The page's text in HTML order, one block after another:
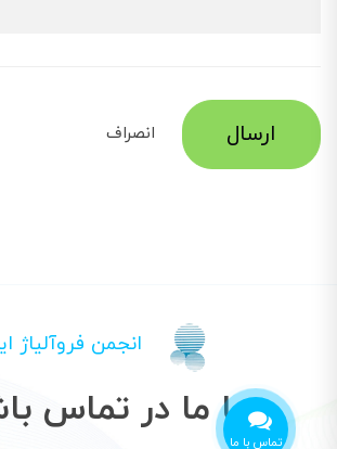
ارسال انصراف
تماس با ما
انجمن فروآلیاژ
با ما در تماس